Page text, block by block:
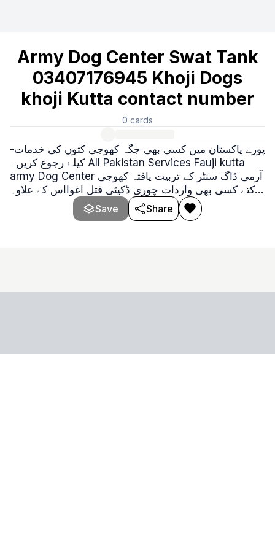
Army Dog Center Swat Tank
03407176945 Khoji Dogs
khoji Kutta contact number
0 cards
-پورے پاکستان ميں کسی بھی جگہ کھوجی کتوں کی خدمات
کيلۓ رجوع کريں۔ All Pakistan Services Fauji kutta
army Dog Center آرمی ڈاگ سنٹر کے تربیت یافتہ کھوجی
کتے کسی بھی واردات چوری ڈکیٹی قتل اغوااس کے علاوہ
کسی بھی قسم کی واردات کی صورت میں فوری رابطہ
کریں۔ ھمارا یہ ماننا ہے کہ ہمارے کھوجی کتے آپ کے ساتھ
Save Share